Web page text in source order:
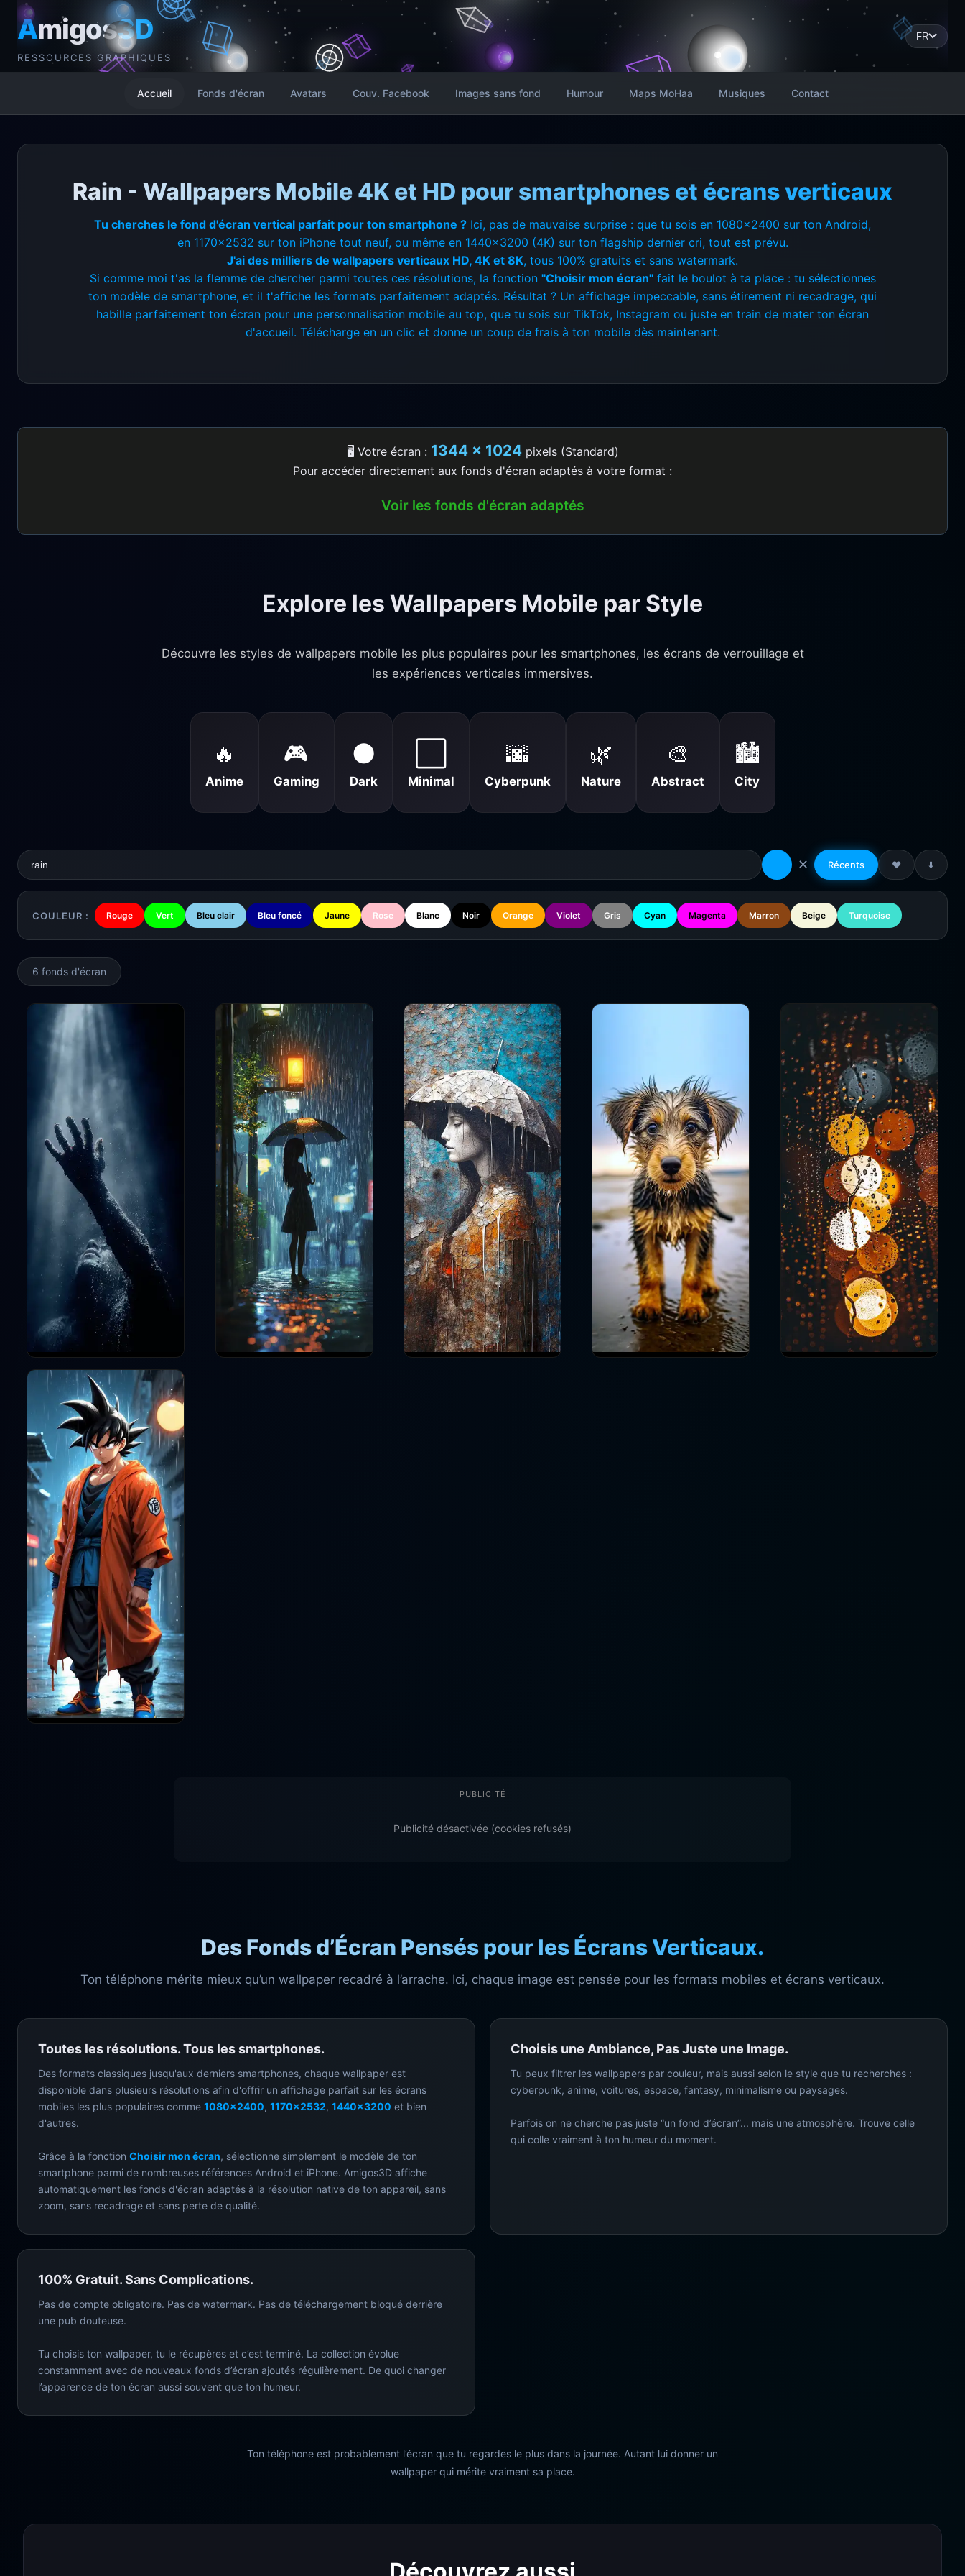
Amigos3D
RESSOURCES GRAPHIQUES
FR
Accueil Fonds d'écran Avatars Couv. Facebook Images sans fond Humour Maps MoHaa Musiques Contact
Rain - Wallpapers Mobile 4K et HD pour smartphones et écrans verticaux
Tu cherches le fond d'écran vertical parfait pour ton smartphone ? Ici, pas de mauvaise surprise : que tu sois en 1080x2400 sur ton Android,
en 1170x2532 sur ton iPhone tout neuf, ou même en 1440x3200 (4K) sur ton flagship dernier cri, tout est prévu.
J'ai des milliers de wallpapers verticaux HD, 4K et 8K, tous 100% gratuits et sans watermark.
Si comme moi t'as la flemme de chercher parmi toutes ces résolutions, la fonction "Choisir mon écran"fait le boulot à ta place : tu sélectionnes
ton modèle de smartphone, et il t'affiche les formats parfaitement adaptés. Résultat ? Un affichage impeccable, sans étirement ni recadrage, qui
habille parfaitement ton écran pour une personnalisation mobile au top, que tu sois sur TikTok, Instagram ou juste en train de mater ton écran
d'accueil. Télécharge en un clic et donne un coup de frais à ton mobile dès maintenant.
🖥️ Votre écran : 1344 × 1024pixels (Standard)
Pour accéder directement aux fonds d'écran adaptés à votre format :
Voir les fonds d'écran adaptés
Explore les Wallpapers Mobile par Style
Découvre les styles de wallpapers mobile les plus populaires pour les smartphones, les écrans de verrouillage et
les expériences verticales immersives.
🔥
Anime
🎮
Gaming
🌑
Dark Minimal
🌆
Cyberpunk
🌿
Nature
🎨
Abstract
🏙️
City
✕ Récents ❤️ ⬇️
COULEUR : Rouge Vert Bleu clair Bleu foncé Jaune Rose Blanc Noir Orange Violet Gris Cyan Magenta Marron Beige Turquoise
6 fonds d'écran
PUBLICITÉ
Publicité désactivée (cookies refusés)
Des Fonds d’Écran Pensés pour les Écrans Verticaux.
Ton téléphone mérite mieux qu’un wallpaper recadré à l’arrache. Ici, chaque image est pensée pour les formats mobiles et écrans verticaux.
Toutes les résolutions. Tous les smartphones.
Des formats classiques jusqu'aux derniers smartphones, chaque wallpaper est
disponible dans plusieurs résolutions afin d'offrir un affichage parfait sur les écrans
mobiles les plus populaires comme 1080x2400, 1170x2532, 1440x3200 et bien
d'autres.
Grâce à la fonction Choisir mon écran, sélectionne simplement le modèle de ton
smartphone parmi de nombreuses références Android et iPhone. Amigos3D affiche
automatiquement les fonds d'écran adaptés à la résolution native de ton appareil, sans
zoom, sans recadrage et sans perte de qualité.
Choisis une Ambiance, Pas Juste une Image.
Tu peux filtrer les wallpapers par couleur, mais aussi selon le style que tu recherches :
cyberpunk, anime, voitures, espace, fantasy, minimalisme ou paysages.
Parfois on ne cherche pas juste “un fond d’écran”... mais une atmosphère. Trouve celle
qui colle vraiment à ton humeur du moment.
100% Gratuit. Sans Complications.
Pas de compte obligatoire. Pas de watermark. Pas de téléchargement bloqué derrière
une pub douteuse.
Tu choisis ton wallpaper, tu le récupères et c’est terminé. La collection évolue
constamment avec de nouveaux fonds d’écran ajoutés régulièrement. De quoi changer
l’apparence de ton écran aussi souvent que ton humeur.
Ton téléphone est probablement l’écran que tu regardes le plus dans la journée. Autant lui donner un
wallpaper qui mérite vraiment sa place.